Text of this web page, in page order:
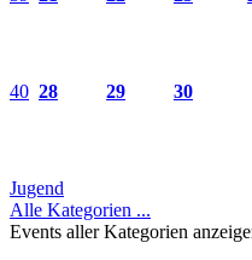
40 28 29
30
Jugend
Alle Kategorien ...
Events aller Kategorien